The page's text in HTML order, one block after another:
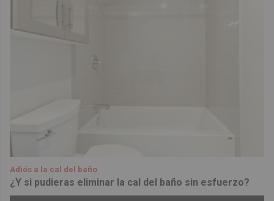
Adiós a la cal del baño
¿Y si pudieras eliminar la cal del baño sin esfuerzo?